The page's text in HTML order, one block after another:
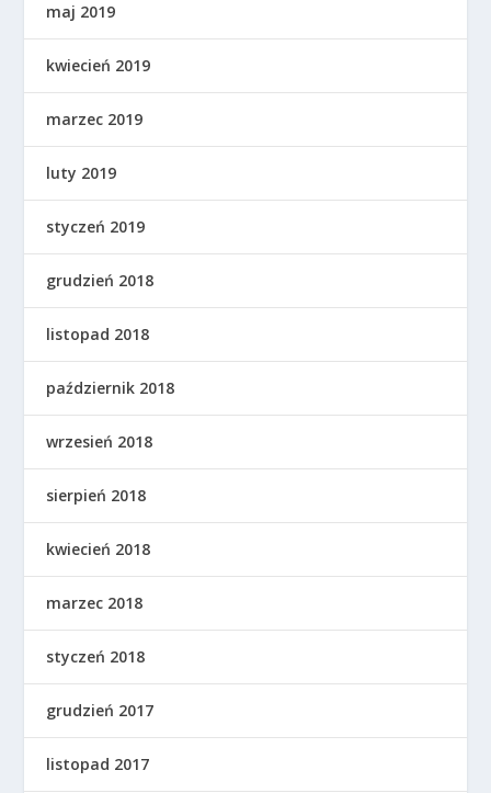
maj 2019
kwiecień 2019
marzec 2019
luty 2019
styczeń 2019
grudzień 2018
listopad 2018
październik 2018
wrzesień 2018
sierpień 2018
kwiecień 2018
marzec 2018
styczeń 2018
grudzień 2017
listopad 2017